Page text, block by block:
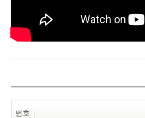
번호